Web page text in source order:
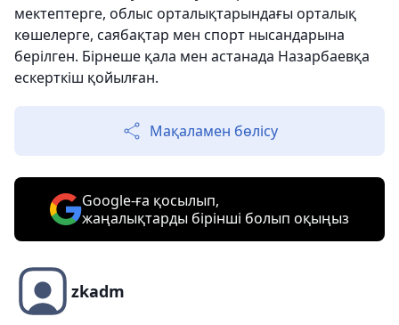
мектептерге, облыс орталықтарындағы орталық
көшелерге, саябақтар мен спорт нысандарына
берілген. Бірнеше қала мен астанада Назарбаевқа
ескерткіш қойылған.
Мақаламен бөлісу
Google-ға қосылып,
жаңалықтарды бірінші болып оқыңыз
zkadm